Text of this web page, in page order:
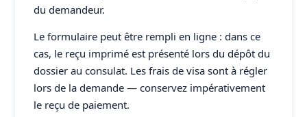
du demandeur.
Le formulaire peut être rempli en ligne : dans ce
cas, le reçu imprimé est présenté lors du dépôt du
dossier au consulat. Les frais de visa sont à régler
lors de la demande — conservez impérativement
le reçu de paiement.